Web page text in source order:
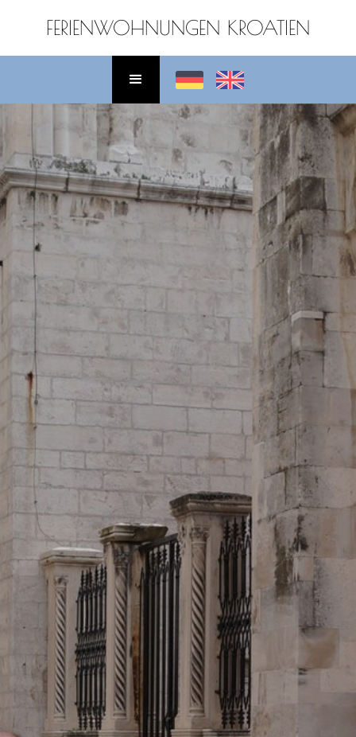
FERIENWOHNUNGEN KROATIEN